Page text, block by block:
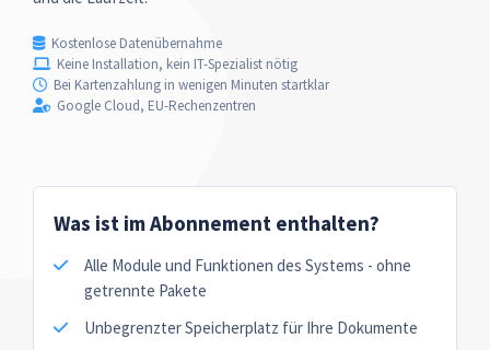
Kostenlose Datenübernahme
Keine Installation, kein IT-Spezialist nötig
Bei Kartenzahlung in wenigen Minuten startklar
Google Cloud, EU-Rechenzentren
Was ist im Abonnement enthalten?
Alle Module und Funktionen des Systems - ohne
getrennte Pakete
Unbegrenzter Speicherplatz für Ihre Dokumente